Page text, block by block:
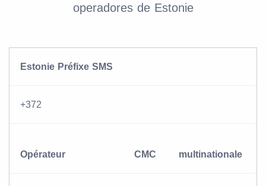
operadores de Estonie
Estonie Préfixe SMS
+372
Opérateur CMC multinationale